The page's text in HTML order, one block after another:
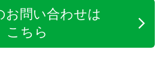
お問い合わせは
こちら